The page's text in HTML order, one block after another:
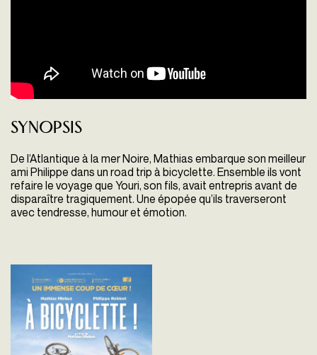
Synopsis
De l’Atlantique à la mer Noire, Mathias embarque son meilleur
ami Philippe dans un road trip à bicyclette. Ensemble ils vont
refaire le voyage que Youri, son fils, avait entrepris avant de
disparaître tragiquement. Une épopée qu’ils traverseront
avec tendresse, humour et émotion.